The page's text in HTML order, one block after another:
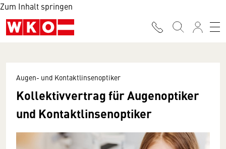
Zum Inhalt springen
Augen- und Kontaktlinsenoptiker
Kollektivvertrag für Augenoptiker
und Kontaktlinsenoptiker